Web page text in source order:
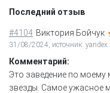
Последний отзыв
#4104 Виктория Бойчук
31/08/2024, источник: yandex
Комментарий:
Это заведение по
звезды. Самое ужасное